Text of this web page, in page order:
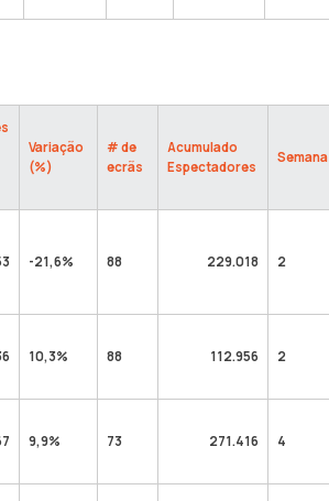
Variação
(%)
# de
ecrãs
Acumulado
Espectadores
Semana
-21,6% 88 229.018 2
10,3% 88 112.956 2
9,9% 73 271.416 4